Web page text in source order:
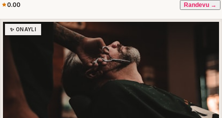
0.00 Randevu →
✨ ONAYLI